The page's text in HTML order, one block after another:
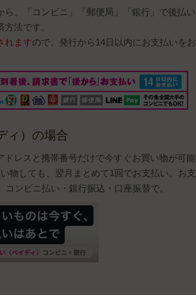
ら、「コンビニ」「郵便局」「銀行」で後払い
法です。
れますので、発行から14日以内にお支払いをお
ィ）の場合
ドレスと携帯番号だけで今すぐお買い物が可能
物しても、翌月まとめて1回でお支払い。お支
ンビニ払い・銀行振込・口座振替で。